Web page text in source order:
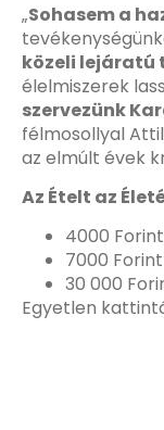
„Sohasem a
közeli lejáratú
élelmiszerek
szervezünk
félmosollyal
az elmúlt évek
Az Ételt az
4000
7000
30 000
Egyetlen